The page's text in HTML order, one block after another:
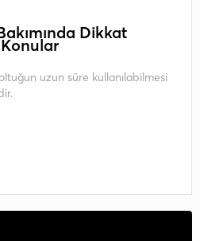
Dikkat
uzun süre kullanılabilmesi